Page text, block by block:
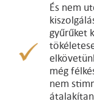
És nem
gyűrűket
még
nem